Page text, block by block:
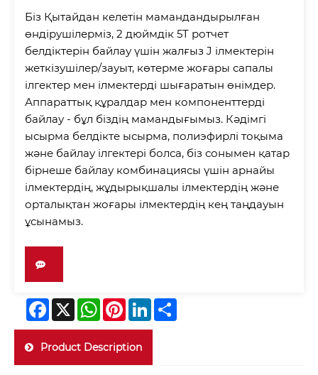
Біз Қытайдан келетін мамандандырылған
өндірушілерміз, 2 дюймдік 5T ротчет
белдіктерін байлау үшін жалғыз J ілмектерін
жеткізушілер/зауыт, көтерме жоғары сапалы
ілгектер мен ілмектерді шығаратын өнімдер.
Аппараттық құралдар мен компоненттерді
байлау - бұл біздің мамандығымыз. Кәдімгі
ысырма белдікте ысырма, полиэфирлі тоқыма
және байлау ілгектері болса, біз сонымен қатар
бірнеше байлау комбинациясы үшін арнайы
ілмектердің, жұдырықшалы ілмектердің және
орталықтан жоғары ілмектердің кең таңдауын
ұсынамыз.
Facebook
X WhatsAppPinterestLinkedIn
Product Description